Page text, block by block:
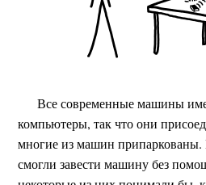
Все современные машины
компьютеры, так что они
многие из машин
смогли завести машину без